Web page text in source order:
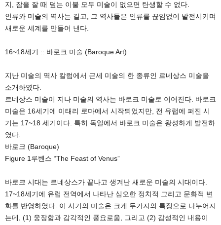
지, 잠을 잘 때 덮는 이불 모두 미술이 없으면 탄생할 수 없다.
인류와 미술의 역사는 길고, 그 역사들은 인류를 끊임없이 발전시키며
새로운 세계를 만들어 낸다.
16~18세기 :: 바로크 미술 (Baroque Art)
지난 미술의 역사 칼럼에서 근세 미술의 한 종류인 르네상스 미술을
소개하였다.
르네상스 미술이 지나 미술의 역사는 바로크 미술로 이어진다. 바로크
미술은 16세기에 이태리 로마에서 시작되었지만, 전 유럽에 퍼진 시
기는 17~18 세기이다. 특히 독일에서 바로크 미술은 왕성하게 발전하
였다.
바로크 (Baroque)
Figure 1루벤스 “The Feast of Venus”
바로크 시대는 르네상스가 끝나고 생겨난 새로운 미술의 시대이다.
17~18세기에 유럽 전역에서 나타난 심오한 정치적 그리고 문화적 변
화를 반영하였다. 이 시기의 미술은 크게 두가지의 특징으로 나누어지
는데, (1) 웅장함과 감각적인 풍요로움, 그리고 (2) 감성적인 내용이